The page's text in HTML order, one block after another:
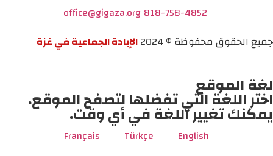
818-758-4852
office@gigaza.org
جميع الحقوق محفوظة © 2024
الإبادة الجماعية في غزة
لغة الموقع
اختر اللغة التي تفضلها لتصفح الموقع.
يمكنك تغيير اللغة في أي وقت.
English
Türkçe
Français